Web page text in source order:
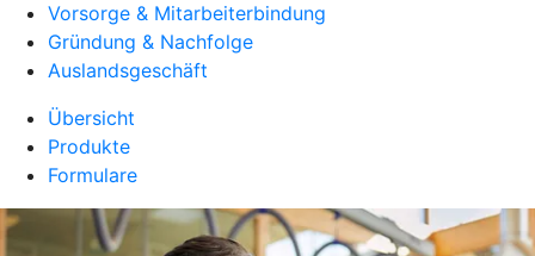
Vorsorge & Mitarbeiterbindung
Gründung & Nachfolge
Auslandsgeschäft
Übersicht
Produkte
Formulare